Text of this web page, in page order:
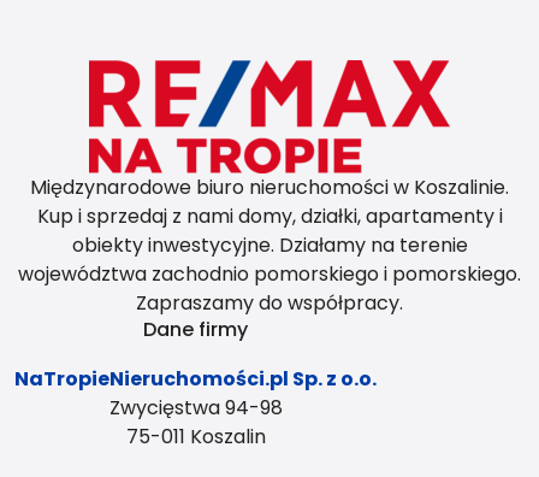
Międzynarodowe biuro nieruchomości w Koszalinie.
Kup i sprzedaj z nami domy, działki, apartamenty i
obiekty inwestycyjne. Działamy na terenie
województwa zachodnio pomorskiego i pomorskiego.
Zapraszamy do współpracy.
Dane firmy
NaTropieNieruchomości.pl Sp. z o.o.
Zwycięstwa 94-98
75-011 Koszalin